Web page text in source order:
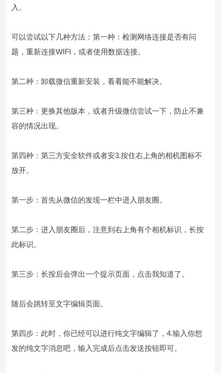
入。
可以尝试以下几种方法：第一种：检测网络连接是否有问
题，重新连接WIFI，或者使用数据连接。
第二种：卸载微信重新安装，看看能不能解决。
第三种：更换其他版本，或者升级微信尝试一下，防止不兼
容的情况出现。
第四种：第三方安全软件或者安3.按住右上角的相机图标不
放开。
第一步：首先从微信的发现一栏中进入朋友圈。
第二步：进入朋友圈后，注意到右上角有个相机标识，长按
此标识。
第三步：长按后会弹出一个提示页面，点击我知道了。
随后会跳转至文字编辑页面。
第四步：此时，你已经可以进行纯文字编辑了，4.输入你想
发的纯文字消息吧，输入完成后点击发送按钮即可。